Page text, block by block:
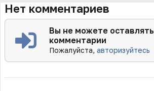
Нет комментариев
Вы не можете оставлять
комментарии
Пожалуйста,авторизуйтесь